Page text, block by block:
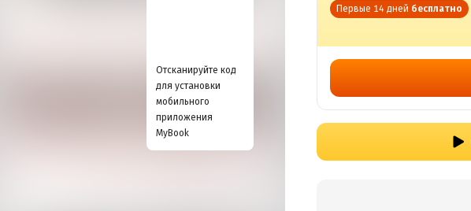
Отсканируйте код
для установки
мобильного
приложения
MyBook
Первые 14 дней бесплатно